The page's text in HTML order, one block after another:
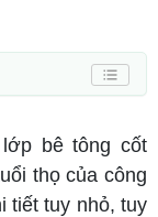
bê tông cốt
thọ của công
tiết tuy nhỏ, tuy